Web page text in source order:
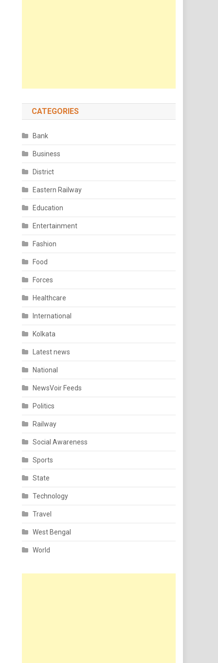
CATEGORIES
Bank
Business
District
Eastern Railway
Education
Entertainment
Fashion
Food
Forces
Healthcare
International
Kolkata
Latest news
National
NewsVoir Feeds
Politics
Railway
Social Awareness
Sports
State
Technology
Travel
West Bengal
World